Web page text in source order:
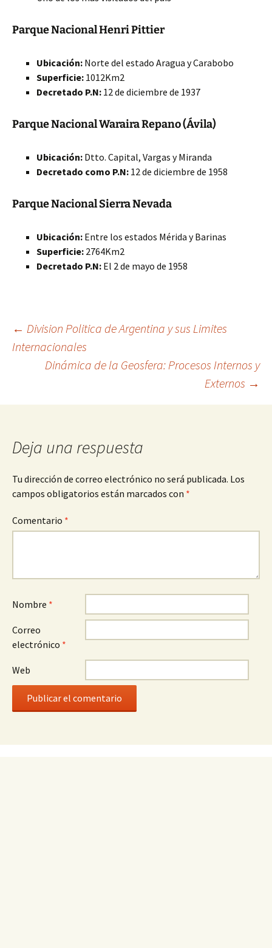
Parque Nacional Henri Pittier
Ubicación: Norte del estado Aragua y Carabobo
Superficie: 1012Km2
Decretado P.N: 12 de diciembre de 1937
Parque Nacional Waraira Repano (Ávila)
Ubicación: Dtto. Capital, Vargas y Miranda
Decretado como P.N: 12 de diciembre de 1958
Parque Nacional Sierra Nevada
Ubicación: Entre los estados Mérida y Barinas
Superficie: 2764Km2
Decretado P.N: El 2 de mayo de 1958
Navegación
entradas
← Division Politica de Argentina y sus Limites
Internacionales
Dinámica de la Geosfera: Procesos Internos y
Externos →
Deja una respuesta
Tu dirección de correo electrónico no será publicada. Los
campos obligatorios están marcados con *
Comentario *
Nombre *
Correo
electrónico *
Web